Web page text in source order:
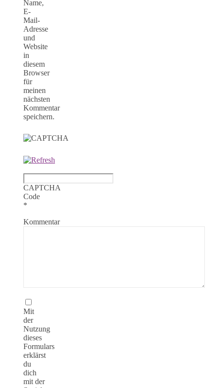
Name,
E-
Mail-
Adresse
und
Website
in
diesem
Browser
für
meinen
nächsten
Kommentar
speichern.
CAPTCHA
Code
*
Kommentar
Mit
der
Nutzung
dieses
Formulars
erklärst
du
dich
mit der